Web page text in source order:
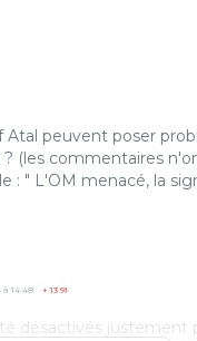
Atal peuvent poser
(les commentaires
: " L'OM menacé, la
14:48 +1391
désactivés justement